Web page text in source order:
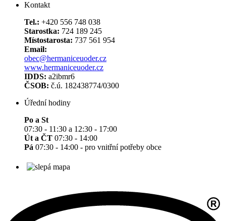
Kontakt
Tel.: +420 556 748 038
Starostka: 724 189 245
Místostarosta: 737 561 954
Email:
obec@hermaniceuoder.cz
www.hermaniceuoder.cz
IDDS: a2ibmr6
ČSOB: č.ú. 182438774/0300
Úřední hodiny
Po a St
07:30 - 11:30 a 12:30 - 17:00
Út a ČT 07:30 - 14:00
Pá 07:30 - 14:00 - pro vnitřní potřeby obce